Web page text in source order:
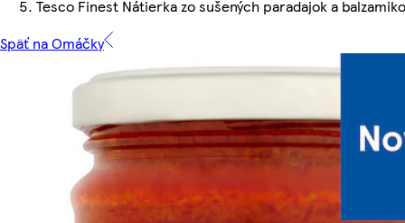
Tesco Finest Nátierka zo sušených paradajok a
Späť na Omáčky